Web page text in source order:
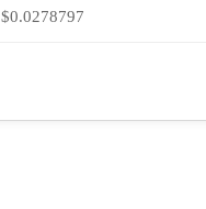
$0.0278797